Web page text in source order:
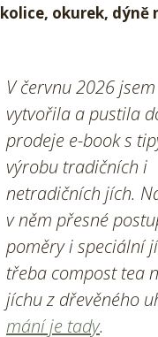
okurek, dýně
V červnu 2026 jsem
vytvořila a pustila
prodeje e-book s
výrobu tradičních i
netradičních jích.
v něm přesné
poměry i speciální
třeba compost tea
jíchu z dřevěného
mání je tady.